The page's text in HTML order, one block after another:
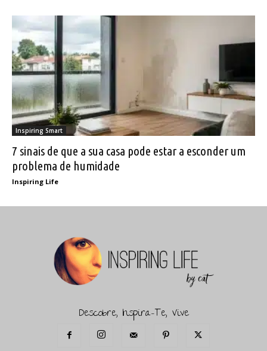
Inspiring Smart
7 sinais de que a sua casa pode estar a esconder um
problema de humidade
Inspiring Life
Descobre, Inspira-Te, Vive